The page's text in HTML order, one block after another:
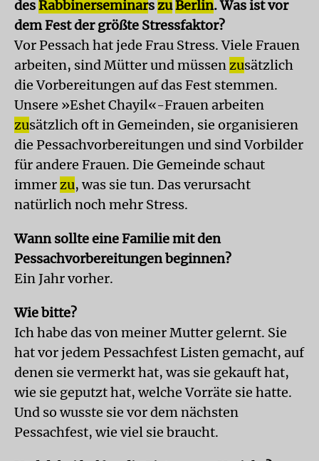
des RabbinerseminarszuBerlin. Was ist vor
dem Fest der größte Stressfaktor?
Vor Pessach hat jede Frau Stress. Viele Frauen
arbeiten, sind Mütter und müssen zusätzlich
die Vorbereitungen auf das Fest stemmen.
Unsere »Eshet Chayil«-Frauen arbeiten
zusätzlich oft in Gemeinden, sie organisieren
die Pessachvorbereitungen und sind Vorbilder
für andere Frauen. Die Gemeinde schaut
immer zu, was sie tun. Das verursacht
natürlich noch mehr Stress.
Wann sollte eine Familie mit den
Pessachvorbereitungen beginnen?
Ein Jahr vorher.
Wie bitte?
Ich habe das von meiner Mutter gelernt. Sie
hat vor jedem Pessachfest Listen gemacht, auf
denen sie vermerkt hat, was sie gekauft hat,
wie sie geputzt hat, welche Vorräte sie hatte.
Und so wusste sie vor dem nächsten
Pessachfest, wie viel sie braucht.